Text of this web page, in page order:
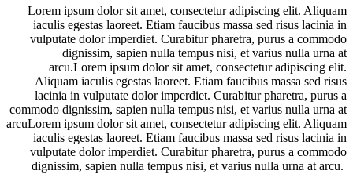
Lorem ipsum dolor sit amet, consectetur adipiscing elit. Aliquam
iaculis egestas laoreet. Etiam faucibus massa sed risus lacinia in
vulputate dolor imperdiet. Curabitur pharetra, purus a commodo
dignissim, sapien nulla tempus nisi, et varius nulla urna at
arcu.Lorem ipsum dolor sit amet, consectetur adipiscing elit.
Aliquam iaculis egestas laoreet. Etiam faucibus massa sed risus
lacinia in vulputate dolor imperdiet. Curabitur pharetra, purus a
commodo dignissim, sapien nulla tempus nisi, et varius nulla urna at
arcuLorem ipsum dolor sit amet, consectetur adipiscing elit. Aliquam
iaculis egestas laoreet. Etiam faucibus massa sed risus lacinia in
vulputate dolor imperdiet. Curabitur pharetra, purus a commodo
dignissim, sapien nulla tempus nisi, et varius nulla urna at arcu.